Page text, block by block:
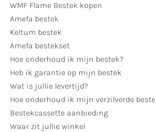
WMF Flame Bestek kopen
Amefa bestek
Keltum bestek
Amefa bestekset
Hoe onderhoud ik mijn bestek?
Heb ik garantie op mijn bestek
Wat is jullie levertijd?
Hoe onderhoud ik mijn verzilverde
Bestekcassette aanbieding
Waar zit jullie winkel